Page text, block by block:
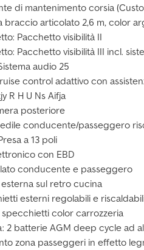
di mantenimento corsia
braccio articolato 2,6 m, color
Pacchetto visibilità II
Pacchetto visibilità III incl.
audio 25
control adattivo con
R H U Ns Aifja
posteriore
conducente/passeggero
a 13 poli
con EBD
conducente e passeggero
sul retro cucina
esterni regolabili e
specchietti color carrozzeria
2 batterie AGM deep cycle ad
zona passeggeri in effetto